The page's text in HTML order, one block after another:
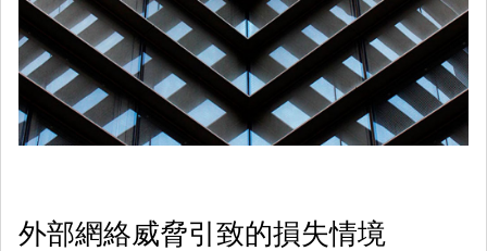
外部網絡威脅引致的損失情境